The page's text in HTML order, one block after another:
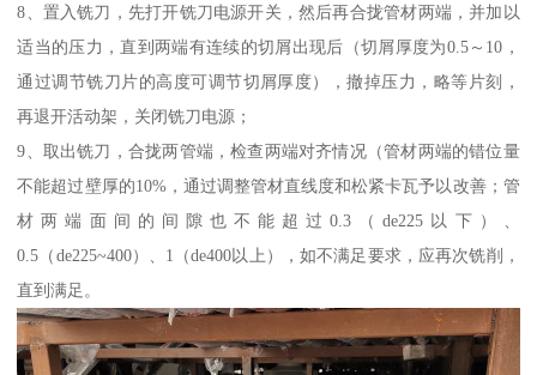
8、置入铣刀，先打开铣刀电源开关，然后再合拢管材两端，并加以
适当的压力，直到两端有连续的切屑出现后（切屑厚度为0.5～10，
通过调节铣刀片的高度可调节切屑厚度），撤掉压力，略等片刻，
再退开活动架，关闭铣刀电源；
9、取出铣刀，合拢两管端，检查两端对齐情况（管材两端的错位量
不能超过壁厚的10%，通过调整管材直线度和松紧卡瓦予以改善；管
材两端面间的间隙也不能超过0.3（de225以下）、
0.5（de225~400）、1（de400以上），如不满足要求，应再次铣削，
直到满足。